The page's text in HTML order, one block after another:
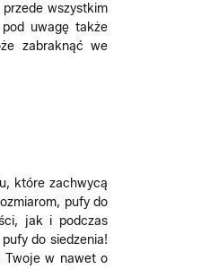
wszystkim
uwagę także
zabraknąć we
które zachwycą
pufy do
jak i podczas
do siedzenia!
Twoje w nawet o